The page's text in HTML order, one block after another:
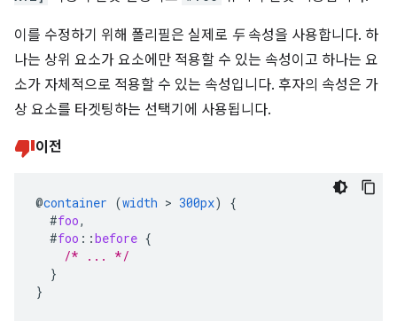
이를 수정하기 위해 폴리필은 실제로 두 속성을 사용합니다. 하
나는 상위 요소가 요소에만 적용할 수 있는 속성이고 하나는 요
소가 자체적으로 적용할 수 있는 속성입니다. 후자의 속성은 가
상 요소를 타겟팅하는 선택기에 사용됩니다.
이전
@container (width > 300px)
{
#foo,
#foo ::before {
/* ... */
}
}